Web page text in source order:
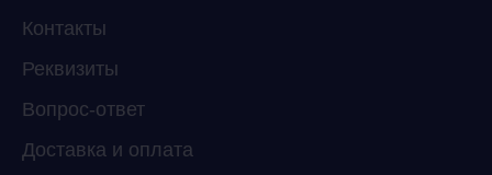
Контакты
Реквизиты
Вопрос-ответ
Доставка и оплата
Telegram